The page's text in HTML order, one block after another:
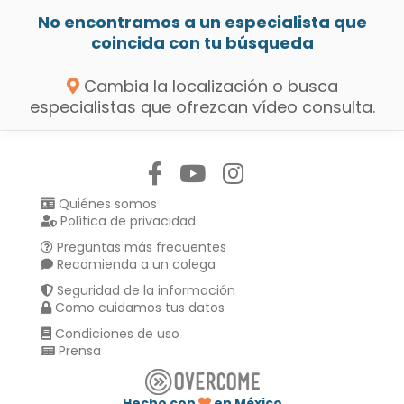
No encontramos a un especialista que
coincida con tu búsqueda
Cambia la localización o busca
especialistas que ofrezcan vídeo consulta.
Quiénes somos
Política de privacidad
Preguntas más frecuentes
Recomienda a un colega
Seguridad de la información
Como cuidamos tus datos
Condiciones de uso
Prensa